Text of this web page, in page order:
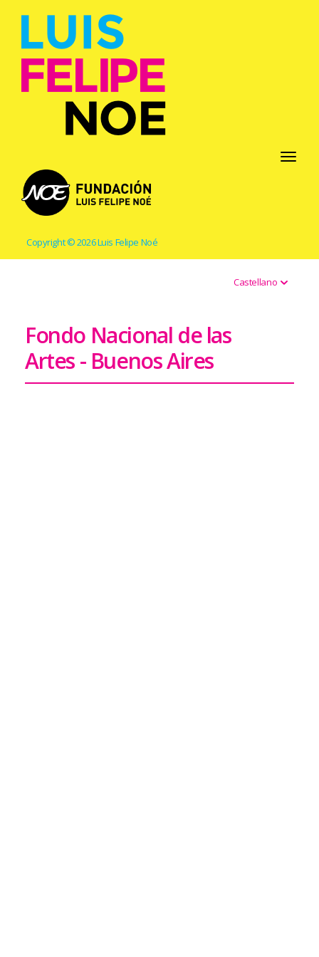
Toggle
Copyright © 2026 Luis Felipe Noé
Castellano
Fondo Nacional de las
Artes - Buenos Aires